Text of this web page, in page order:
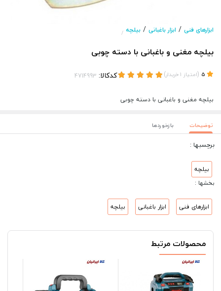
ابزارهای فنی / ابزار باغبانی / بیلچه /
بیلچه مغنی و باغبانی با دسته چوبی
(امتیاز 1خریدار) کدکالا:
بیلچه مغنی و باغبانی با دسته چوبی
توضیحات بازخوردها
برچسبها :
بیلچه
بخشها :
ابزارهای فنی ابزار باغبانی بیلچه
محصولات مرتبط